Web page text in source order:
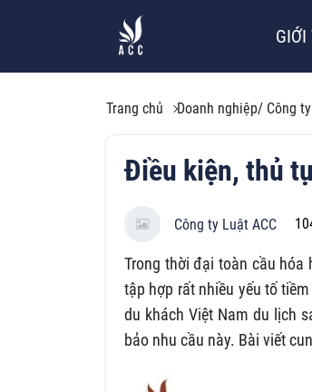
GIỚI
Trang chủ Doanh nghiệp/ Công ty
Điều kiện, thủ
Công ty Luật ACC
Trong thời đại toàn cầu hóa
tập hợp rất nhiều yếu tố
du khách Việt Nam du lịch
bảo nhu cầu này. Bài viết